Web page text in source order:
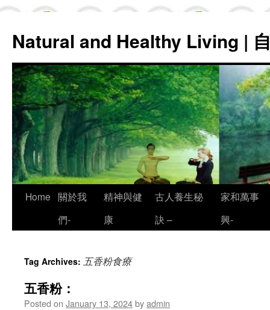
Natural and Healthy Living |
Skip
Home 關於我
們-
精神與健
康
古人養生秘
訣 –
家和萬事
興-
Tag Archives: 五香粉食療
五香粉：
Posted on January 13, 2024byadmin